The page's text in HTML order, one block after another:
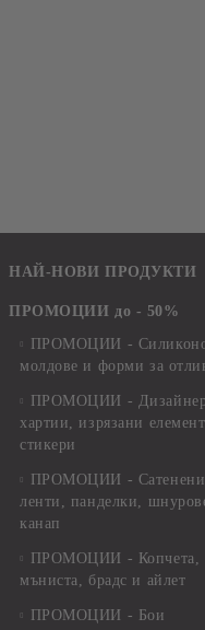
НАЙ-НОВИ ПРОДУКТИ
ПРОМОЦИИ до - 50%
ПРОМОЦИИ -
молдове и форми за
ПРОМОЦИИ -
хартии, изрязани
стикери
ПРОМОЦИИ - Сатенени
ленти, панделки,
канап
ПРОМОЦИИ - Копчета,
мъниста, брадс и айлет
ПРОМОЦИИ - Бои